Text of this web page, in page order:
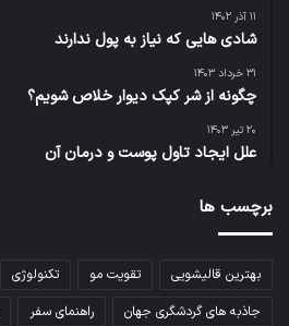
۱۱ آذر ۱۴۰۲
شادی هایی که نیاز به پول ندارند
۳۱ خرداد ۱۴۰۳
چگونه از شر کپک دیوار خلاص شویم؟
۲۰ تیر ۱۴۰۳
علل ایجاد تاول پوست و درمان آن
برچسب ها
بهترین قالیشویی تقویت مو تکنولوژی
جاذبه های گردشگری جهان
راهنمای سفر